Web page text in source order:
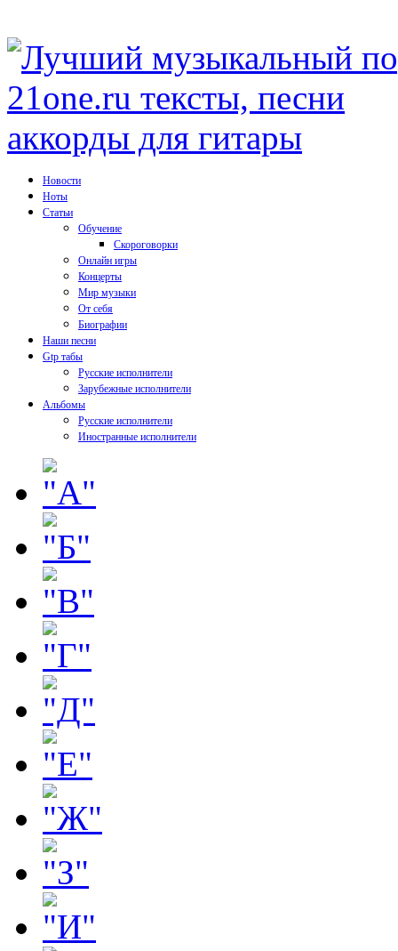
Новости
Ноты
Статьи
Обучение
Скороговорки
Онлайн игры
Концерты
Мир музыки
От себя
Биографии
Наши песни
Gtp табы
Русские исполнители
Зарубежные исполнители
Альбомы
Русские исполнители
Иностранные исполнители